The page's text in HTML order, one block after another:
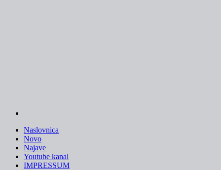
Naslovnica
Novo
Najave
Youtube kanal
IMPRESSUM